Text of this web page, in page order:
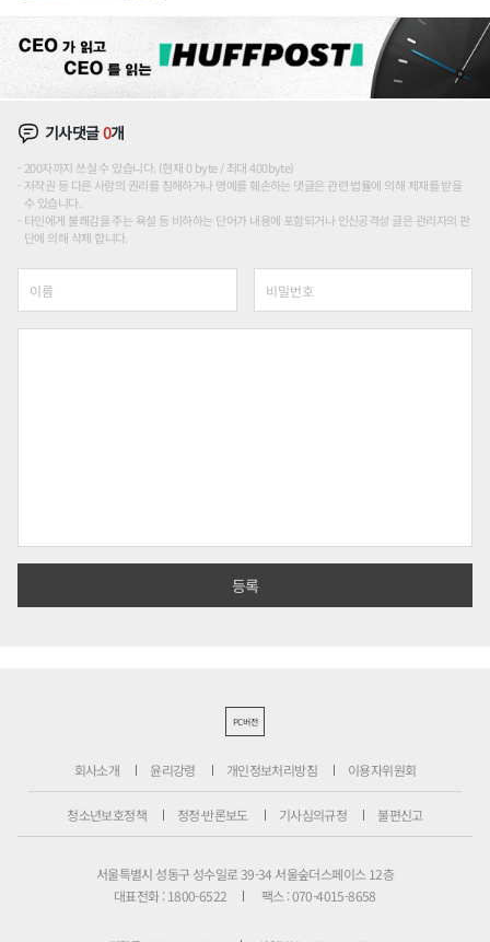
기사댓글0개
200자까지 쓰실 수 있습니다. (현재 0 byte / 최대 400byte)
저작권 등 다른 사람의 권리를 침해하거나 명예를 훼손하는 댓글은 관련 법률에 의해 제재를 받을
수 있습니다.
타인에게 불쾌감을 주는 욕설 등 비하하는 단어가 내용에 포함되거나 인신공격성 글은 관리자의 판
단에 의해 삭제 합니다.
PC버전
회사소개 윤리강령 개인정보처리방침 이용자위원회
청소년보호정책 정정·반론보도 기사심의규정 불편신고
서울특별시 성동구 성수일로 39-34 서울숲더스페이스 12층
대표전화 : 1800-6522
팩스 : 070-4015-8658